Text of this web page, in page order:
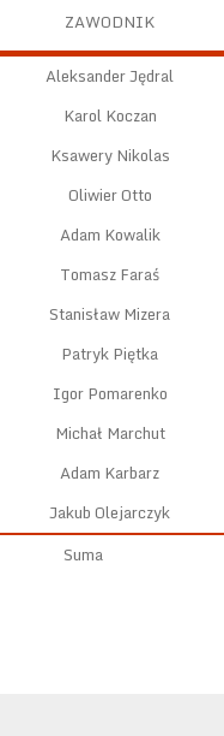
ZAWODNIK
Aleksander Jędral
Karol Koczan
Ksawery Nikolas
Oliwier Otto
Adam Kowalik
Tomasz Faraś
Stanisław Mizera
Patryk Piętka
Igor Pomarenko
Michał Marchut
Adam Karbarz
Jakub Olejarczyk
Suma